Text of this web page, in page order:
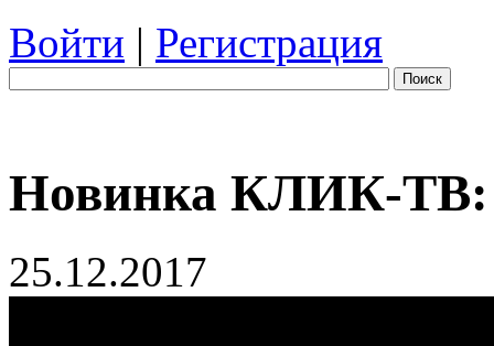
Войти | Регистрация
Поиск
Новинка КЛИК-
25.12.2017